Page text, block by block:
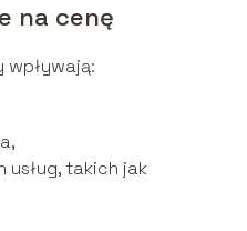
na cenę
wpływają:
takich jak